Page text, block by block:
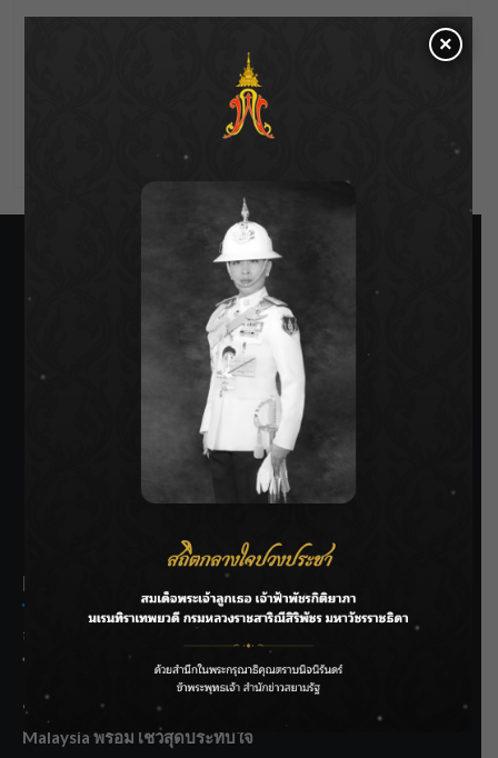
SIAMRATH VARIETY
Recent Posts
ลุยไม่หยุด!! กรมชลฯ เร่งเคลียร์ผักตบชวา-ติดตั้งเครื่องสูบน้ำ
ทั่วไทย
“BILLKIN” สร้างความภาคภูมิใจ คว้ารางวัลใหญ่ Weibo
Malaysia พร้อมโชว์สุดประทับใจ
×